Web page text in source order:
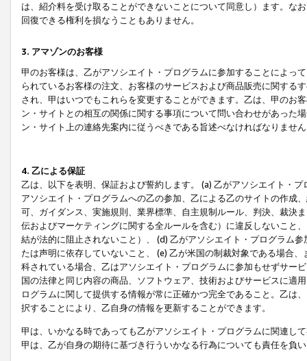
は、紹介料を受け取ることができないことについて同意し）ます。な
回復できる権利を損なうこともありません。
3. アマゾンのお客様
甲のお客様は、乙がアソシエイト・プログラムに参加することによっ
られているお客様の注文、お客様のサービスおよび商品販売に関する
され、甲はいつでもこれらを変更することができます。乙は、甲のお
ン・サイトとの相互の関係に関する事項について問い合わせがあった
ン・サイト上の連絡先案内に従うべきである旨述べなければなりませ
4. 乙による保証
乙は、以下を表明、保証および誓約します。 (a) 乙がアソシエイト・
アソシエイト・プログラムへの乙の参加、乙による乙のサイトの作成
可、ガイダンス、実施規則、業界標準、自主規制ルール、判決、裁決
伝およびマーケティングに関する全ルールを含む）に違反しないこと
結が法的に阻止されないこと）、 (d) 乙がアソシエイト・プログラム
たは声明に依存していないこと、 (e) 乙が米国の制裁対象である場合
科されている場合、乙はアソシエイト・プログラムに参加もせずサー
国の法律と同じ内容の商品、ソフトウェア、技術およびサービスに適
ログラムに関して提供する情報が常に正確かつ完全であること。乙は
択することにより、乙自身の情報を更新することができます。
甲は、いかなる時であっても乙がアソシエイト・プログラムに関連し
甲は、乙が自身の期待に基づき行ういかなる行為についても責任を負